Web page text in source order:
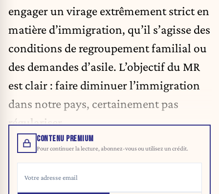
engager un virage extrêmement strict en
matière d’immigration, qu’il s’agisse des
conditions de regroupement familial ou
des demandes d’asile. L’objectif du MR
est clair : faire diminuer l’immigration
dans notre pays, certainement pas
régulariser.
CONTENU PREMIUM
Pour continuer la lecture, abonnez-vous ou utilisez un crédit.